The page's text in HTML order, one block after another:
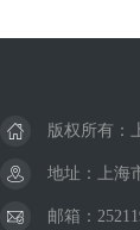
版权所有：
地址：上海
邮箱：